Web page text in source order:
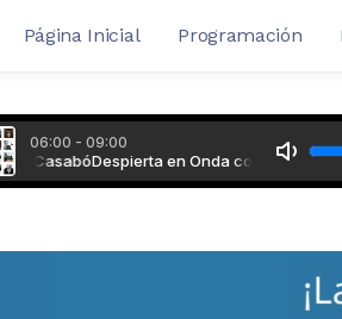
Página Inicial Programación